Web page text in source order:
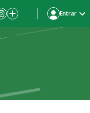
Entrar